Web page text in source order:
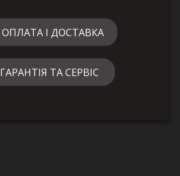
ОПЛАТА І ДОСТАВКА
ГАРАНТІЯ ТА СЕРВІС